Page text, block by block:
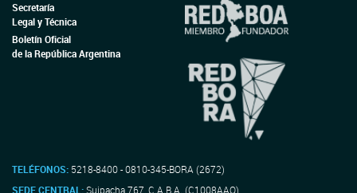
Secretaría
Legal y Técnica
Boletín Oficial
de la República Argentina
TELÉFONOS: 5218-8400 - 0810-345-BORA (2672)
SEDE CENTRAL:Suipacha 767, C.A.B.A. (C1008AAO)